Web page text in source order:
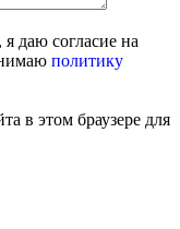
даю согласие на
политику
в этом браузере для